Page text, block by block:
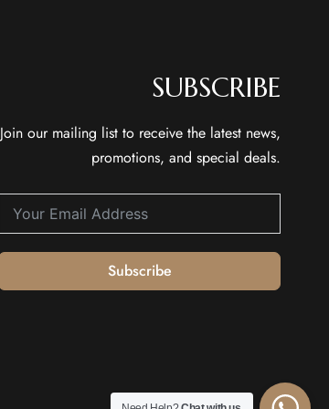
SUBSCRIBE
Join our mailing list to receive the latest news,
promotions, and special deals.
Subscribe